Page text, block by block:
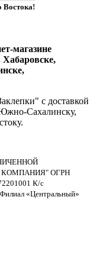
Востока!
магазине
с доставкой
Сахалинску,
ОГРН
К/с
«Центральный»